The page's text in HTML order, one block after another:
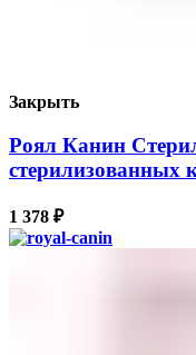
Закрыть
Роял Канин
стерилизованных
1 378 ₽